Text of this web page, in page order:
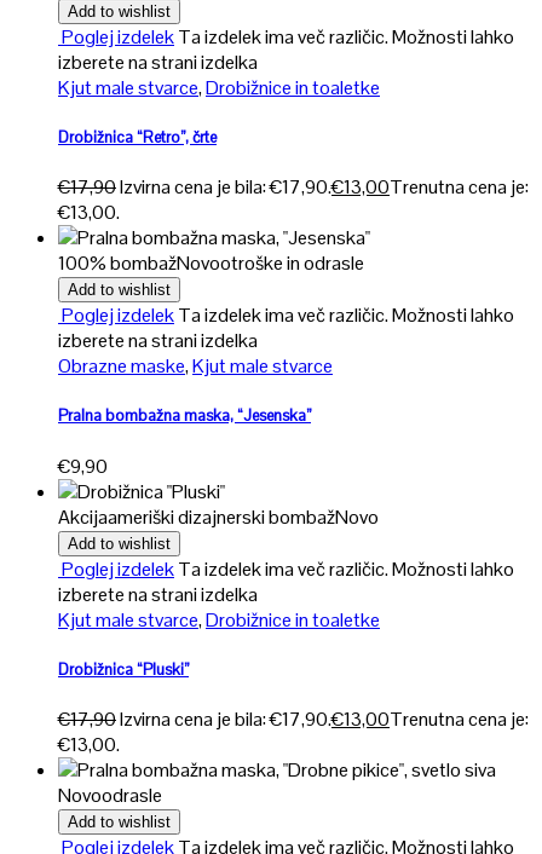
Add to wishlist
Poglej izdelekTa izdelek ima več različic. Možnosti lahko
izberete na strani izdelka
Kjut male stvarce,Drobižnice in toaletke
Drobižnica “Retro”, črte
€17,90Izvirna cena je bila: €17,90.€13,00Trenutna cena je:
€13,00.
100% bombažNovootroške in odrasle
Add to wishlist
Poglej izdelekTa izdelek ima več različic. Možnosti lahko
izberete na strani izdelka
Obrazne maske,Kjut male stvarce
Pralna bombažna maska, “Jesenska”
€9,90
Akcijaameriški dizajnerski bombažNovo
Add to wishlist
Poglej izdelekTa izdelek ima več različic. Možnosti lahko
izberete na strani izdelka
Kjut male stvarce,Drobižnice in toaletke
Drobižnica “Pluski”
€17,90Izvirna cena je bila: €17,90.€13,00Trenutna cena je:
€13,00.
Novoodrasle
Add to wishlist
Poglej izdelekTa izdelek ima več različic. Možnosti lahko